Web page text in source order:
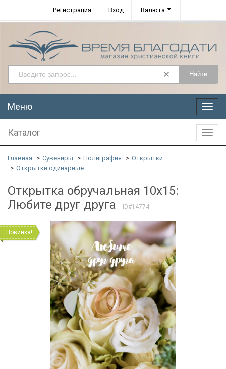
Регистрация Вход Валюта
Найти
Меню
Меню
Каталог
Главная Сувениры Полиграфия
Открытки
Открытки одинарные
Открытка обручальная 10x15:
Любите друг друга
ID#14774
Новинка!